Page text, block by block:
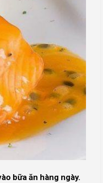
bữa ăn hàng ngày.